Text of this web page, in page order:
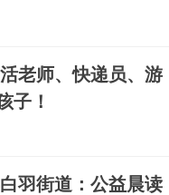
老师、快递员、游
子！
羽街道：公益晨读